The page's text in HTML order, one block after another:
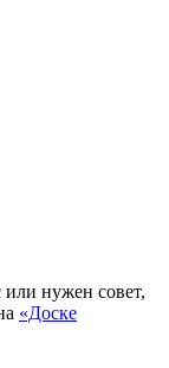
нужен совет,
«Доске